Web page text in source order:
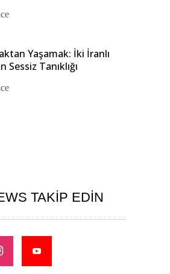
Yaşamak: İki İranlı
Sessiz Tanıklığı
TAKIP EDIN